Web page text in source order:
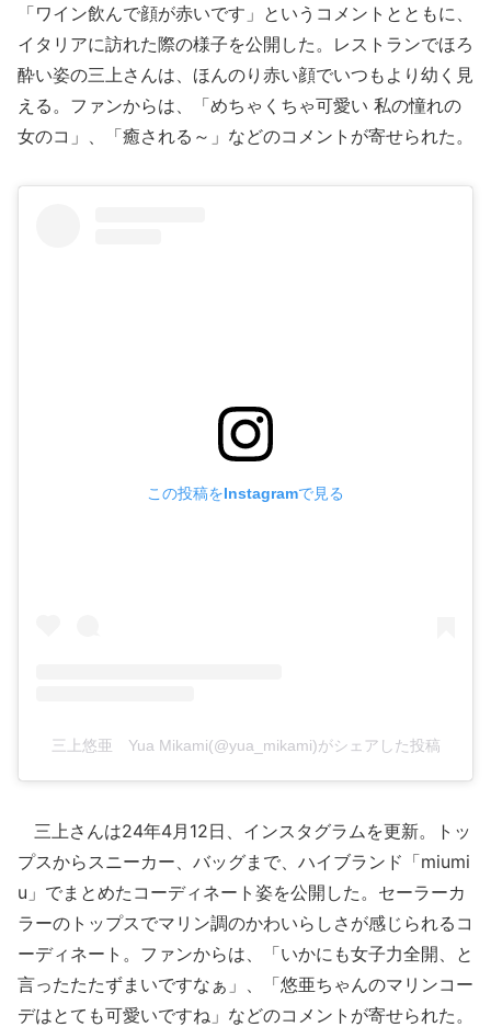
「ワイン飲んで顔が赤いです」というコメントとともに、
イタリアに訪れた際の様子を公開した。レストランでほろ
酔い姿の三上さんは、ほんのり赤い顔でいつもより幼く見
える。ファンからは、「めちゃくちゃ可愛い 私の憧れの
女のコ」、「癒される～」などのコメントが寄せられた。
この投稿をInstagramで見る
三上悠亜 Yua Mikami(@yua_mikami)がシェアした投稿
三上さんは24年4月12日、インスタグラムを更新。トッ
プスからスニーカー、バッグまで、ハイブランド「miumi
u」でまとめたコーディネート姿を公開した。セーラーカ
ラーのトップスでマリン調のかわいらしさが感じられるコ
ーディネート。ファンからは、「いかにも女子力全開、と
言ったたたずまいですなぁ」、「悠亜ちゃんのマリンコー
デはとても可愛いですね」などのコメントが寄せられた。